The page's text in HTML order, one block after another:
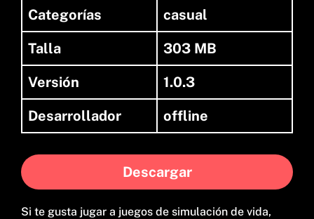
Categorías
casual
Talla
303 MB
Versión
1.0.3
Desarrollador
offline
Descargar
Si te gusta jugar a juegos de simulación de vida,